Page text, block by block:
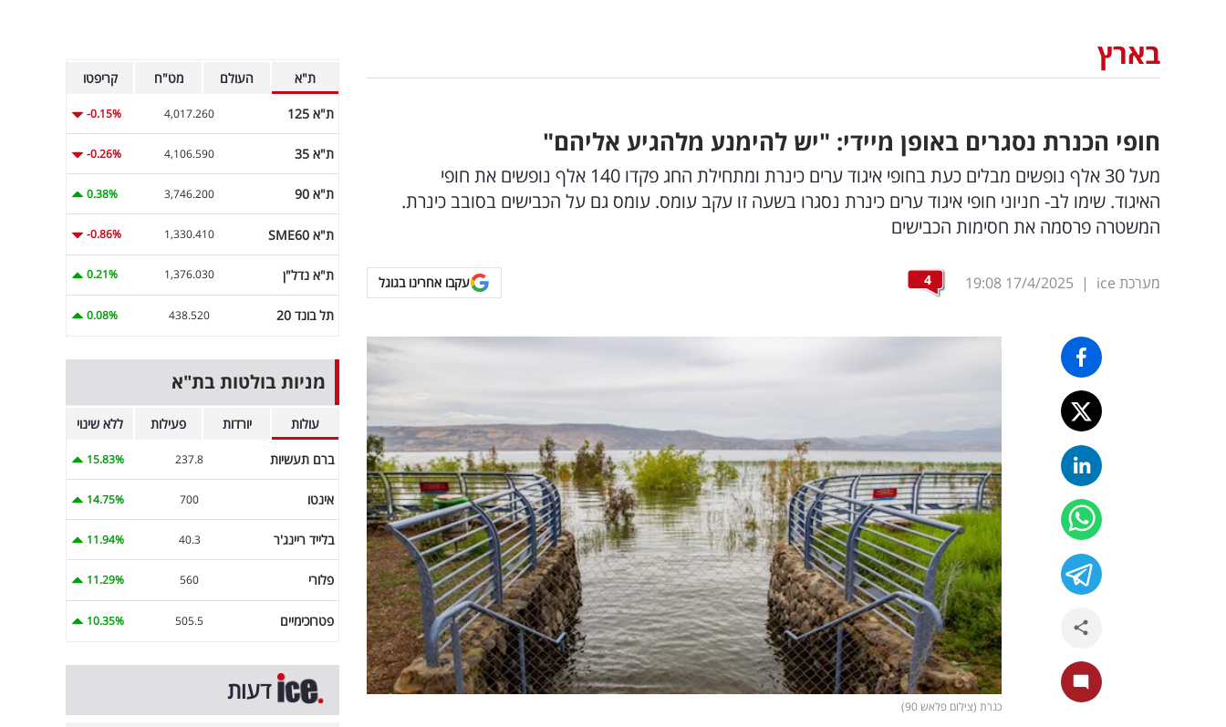
בארץ
חופי הכנרת נסגרים באופן מיידי: "יש להימנע מלהגיע אליהם"
מעל 30 אלף נופשים מבלים כעת בחופי איגוד ערים כינרת ומתחילת החג פקדו 140 אלף נופשים את חופי
האיגוד. שימו לב- חניוני חופי איגוד ערים כינרת נסגרו בשעה זו עקב עומס. עומס גם על הכבישים בסובב כינרת.
המשטרה פרסמה את חסימות הכבישים
מערכת ice |
17/4/2025
19:08
4 עקבו אחרינו בגוגל
כנרת (צילום פלאש 90)
ת"א העולם מט"ח קריפטו
ת"א 125 4,017.260
-0.15%
ת"א 35 4,106.590
-0.26%
ת"א 90 3,746.200
0.38%
ת"א SME60 1,330.410
-0.86%
ת"א נדל"ן 1,376.030
0.21%
תל בונד 20 438.520
0.08%
מניות בולטות בת"א
עולות יורדות פעילות ללא שינוי
ברם תעשיות 237.8
15.83%
אינטו 700
14.75%
בלייד ריינג'ר 40.3
11.94%
פלורי 560
11.29%
פטרוכימיים 505.5
10.35%
דעות